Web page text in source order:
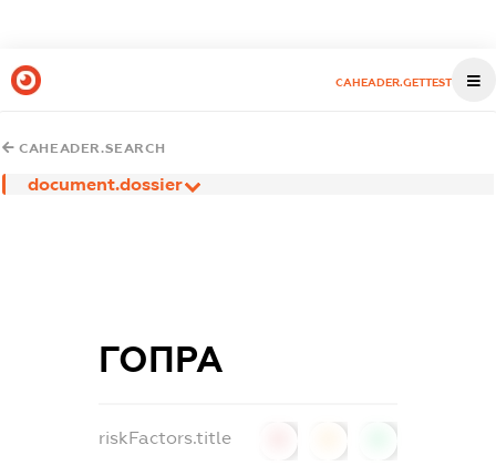
CAHEADER.GETTEST
CAHEADER.SEARCH
document.dossier
ГОПРА
riskFactors.title